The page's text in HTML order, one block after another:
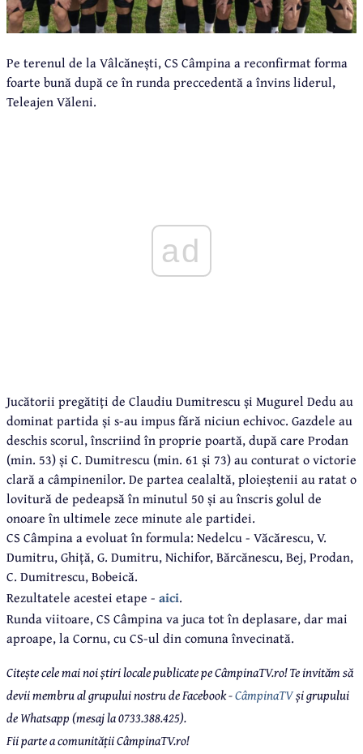
Pe terenul de la Vâlcănești, CS Câmpina a reconfirmat forma
foarte bună după ce în runda preccedentă a învins liderul,
Teleajen Văleni.
ad
Jucătorii pregătiți de Claudiu Dumitrescu și Mugurel Dedu au
dominat partida și s-au impus fără niciun echivoc. Gazdele au
deschis scorul, înscriind în proprie poartă, după care Prodan
(min. 53) și C. Dumitrescu (min. 61 și 73) au conturat o victorie
clară a câmpinenilor. De partea cealaltă, ploieștenii au ratat o
lovitură de pedeapsă în minutul 50 și au înscris golul de
onoare în ultimele zece minute ale partidei.
CS Câmpina a evoluat în formula: Nedelcu - Văcărescu, V.
Dumitru, Ghiță, G. Dumitru, Nichifor, Bărcănescu, Bej, Prodan,
C. Dumitrescu, Bobeică.
Rezultatele acestei etape - aici.
Runda viitoare, CS Câmpina va juca tot în deplasare, dar mai
aproape, la Cornu, cu CS-ul din comuna învecinată.
Citește cele mai noi știri locale publicate pe CâmpinaTV.ro! Te invităm să
devii membru al grupului nostru de Facebook -CâmpinaTVși grupului
de Whatsapp (mesaj la 0733.388.425).
Fii parte a comunității CâmpinaTV.ro!